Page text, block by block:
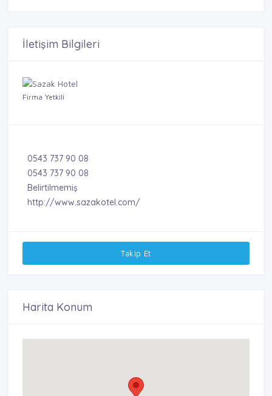
İletişim Bilgileri
Firma Yetkili
0543 737 90 08
0543 737 90 08
Belirtilmemiş
http://www.sazakotel.com/
Takip Et
Harita Konum